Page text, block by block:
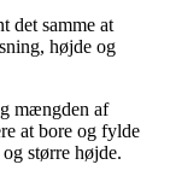
det samme at
højde og
mængden af
at bore og fylde
større højde.